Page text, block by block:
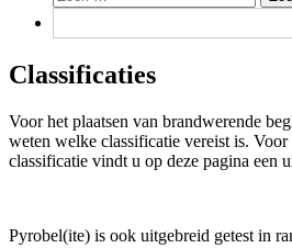
naar:
Classificaties
Voor het plaatsen van brandwerende
weten welke classificatie vereist is.
classificatie vindt u op deze pagina een
Pyrobel(ite) is ook uitgebreid getest in